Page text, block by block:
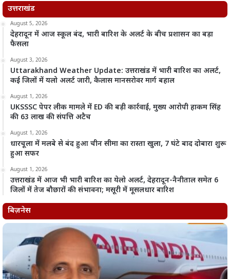
उत्तराखंड
August 5, 2026
देहरादून में आज स्कूल बंद, भारी बारिश के अलर्ट के बीच प्रशासन का बड़ा
फैसला
August 3, 2026
Uttarakhand Weather Update: उत्तराखंड में भारी बारिश का अलर्ट,
कई जिलों में यलो अलर्ट जारी, कैलास मानसरोवर मार्ग बहाल
August 1, 2026
UKSSSC पेपर लीक मामले में ED की बड़ी कार्रवाई, मुख्य आरोपी हाकम सिंह
की 63 लाख की संपत्ति अटैच
August 1, 2026
धारचूला में मलबे से बंद हुआ चीन सीमा का रास्ता खुला, 7 घंटे बाद दोबारा शुरू
हुआ सफर
August 1, 2026
उत्तराखंड में आज भी भारी बारिश का येलो अलर्ट, देहरादून-नैनीताल समेत 6
जिलों में तेज बौछारों की संभावना; मसूरी में मूसलधार बारिश
बिज़नेस